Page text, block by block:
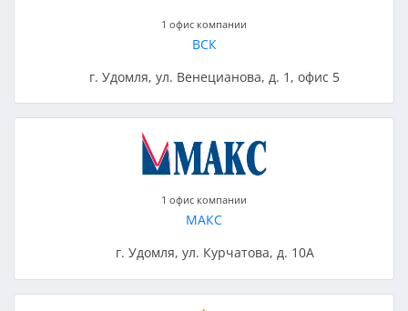
1 офис компании
ВСК
г. Удомля, ул. Венецианова, д. 1, офис 5
1 офис компании
МАКС
г. Удомля, ул. Курчатова, д. 10А